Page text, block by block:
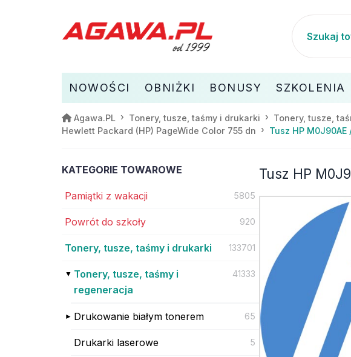
NOWOŚCI OBNIŻKI BONUSY SZKOLENIA
Agawa.PL Tonery, tusze, taśmy i drukarki Tonery, tusze,
Hewlett Packard (HP) PageWide Color 755 dn
Tusz HP
KATEGORIE TOWAROWE
Pamiątki z wakacji 5805
Powrót do szkoły 920
Tonery, tusze, taśmy i drukarki 133701
Tonery, tusze, taśmy i
regeneracja
41333
Drukowanie białym tonerem 65
Drukarki laserowe 5
Tusz HP